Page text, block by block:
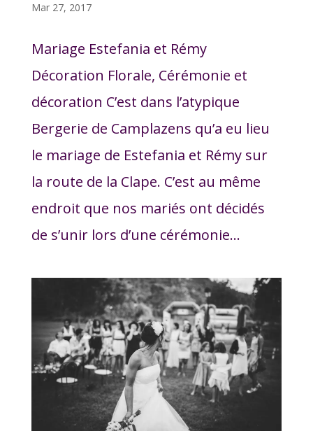
Mar 27, 2017
Mariage Estefania et Rémy
Décoration Florale, Cérémonie et
décoration C’est dans l’atypique
Bergerie de Camplazens qu’a eu lieu
le mariage de Estefania et Rémy sur
la route de la Clape. C’est au même
endroit que nos mariés ont décidés
de s’unir lors d’une cérémonie...